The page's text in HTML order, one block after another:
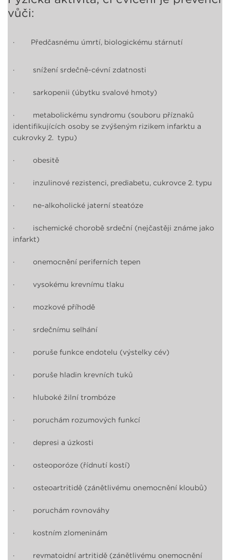
vůči:
· Předčasnému úmrtí, biologickému stárnutí
· snížení srdečně-cévní zdatnosti
· sarkopenii (úbytku svalové hmoty)
· metabolickému syndromu (souboru příznaků
identifikujících osoby se zvýšeným rizikem infarktu a
cukrovky 2. typu)
· obesitě
· inzulinové rezistenci, prediabetu, cukrovce 2. typu
· ne-alkoholické jaterní steatóze
· ischemické chorobě srdeční (nejčastěji známe jako
infarkt)
· onemocnění periferních tepen
· vysokému krevnímu tlaku
· mozkové příhodě
· srdečnímu selhání
· poruše funkce endotelu (výstelky cév)
· poruše hladin krevních tuků
· hluboké žilní trombóze
· poruchám rozumových funkcí
· depresi a úzkosti
· osteoporóze (řídnutí kostí)
· osteoartritidě (zánětlivému onemocnění kloubů)
· poruchám rovnováhy
· kostním zlomeninám
· revmatoidní artritidě (zánětlivému onemocnění